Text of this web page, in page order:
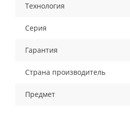
Технология
Серия
Гарантия
Страна производитель
Предмет